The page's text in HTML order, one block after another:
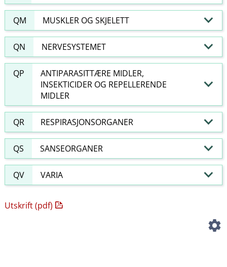
QM MUSKLER OG SKJELETT
QN NERVESYSTEMET
QP
ANTIPARASITTÆRE MIDLER,
INSEKTICIDER OG REPELLERENDE
MIDLER
QR RESPIRASJONSORGANER
QS SANSEORGANER
QV VARIA
Utskrift (pdf)